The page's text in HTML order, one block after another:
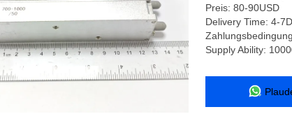
Preis: 80-90USD
Delivery Time: 4-
Supply Ability: